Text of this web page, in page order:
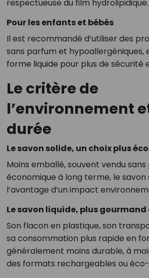
respectueuse du film hydrolipidique.
Pour les enfants et bébés
Il est recommandé d’utiliser des
sans parfum et hypoallergéniques,
forme liquide pour plus de sécurité
Le critère de
l’environnement
durée
Le savon solide, un choix plus
Moins emballé, souvent vendu
économique à long terme, le savon
l’avantage d’un impact
Le savon liquide, plus gourmand
Son flacon en plastique, son
sa consommation plus rapide en
généralement moins durable, à
des formats rechargeables ou